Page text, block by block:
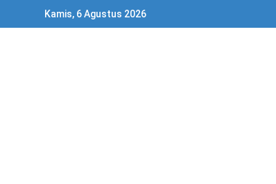
Kamis, 6 Agustus 2026